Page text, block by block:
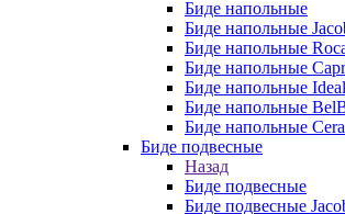
Биде напольные
Биде напольные
Биде напольные
Биде напольные
Биде напольные
Биде напольные
Биде напольные
Биде подвесные
Назад
Биде подвесные
Биде подвесные